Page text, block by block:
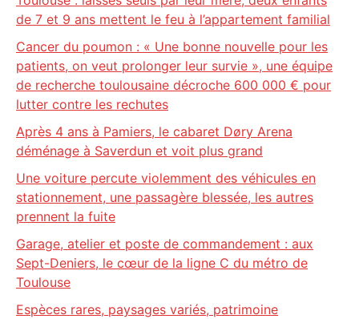
de 7 et 9 ans mettent le feu à l’appartement familial
Cancer du poumon : « Une bonne nouvelle pour les
patients, on veut prolonger leur survie », une équipe
de recherche toulousaine décroche 600 000 € pour
lutter contre les rechutes
Après 4 ans à Pamiers, le cabaret Døry Arena
déménage à Saverdun et voit plus grand
Une voiture percute violemment des véhicules en
stationnement, une passagère blessée, les autres
prennent la fuite
Garage, atelier et poste de commandement : aux
Sept-Deniers, le cœur de la ligne C du métro de
Toulouse
Espèces rares, paysages variés, patrimoine